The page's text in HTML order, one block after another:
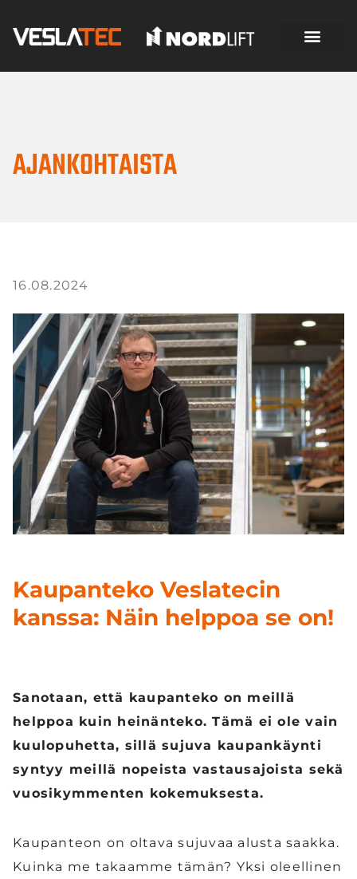
AJANKOHTAISTA
16.08.2024
Kaupanteko Veslatecin
kanssa: Näin helppoa se on!
Sanotaan, että kaupanteko on meillä
helppoa kuin heinänteko. Tämä ei ole vain
kuulopuhetta, sillä sujuva kaupankäynti
syntyy meillä nopeista vastausajoista sekä
vuosikymmenten kokemuksesta.
Kaupanteon on oltava sujuvaa alusta saakka.
Kuinka me takaamme tämän? Yksi oleellinen